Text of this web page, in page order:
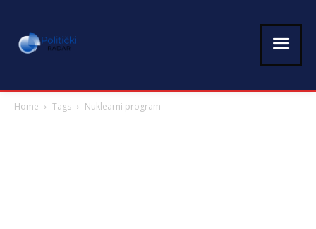
Home Tags Nuklearni program